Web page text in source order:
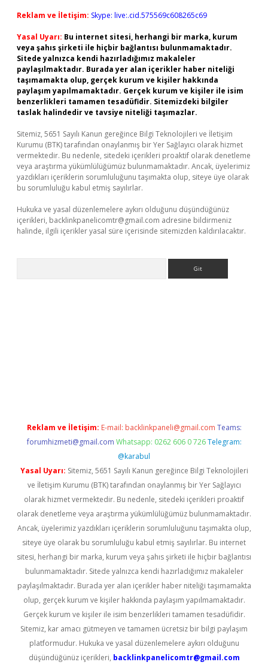
Reklam ve İletişim: Skype: live:.cid.575569c608265c69
Yasal Uyarı: Bu internet sitesi, herhangi bir marka, kurum
veya şahıs şirketi ile hiçbir bağlantısı bulunmamaktadır.
Sitede yalnızca kendi hazırladığımız makaleler
paylaşılmaktadır. Burada yer alan içerikler haber niteliği
taşımamakta olup, gerçek kurum ve kişiler hakkında
paylaşım yapılmamaktadır. Gerçek kurum ve kişiler ile isim
benzerlikleri tamamen tesadüfidir. Sitemizdeki bilgiler
taslak halindedir ve tavsiye niteliği taşımazlar.
Sitemiz, 5651 Sayılı Kanun gereğince Bilgi Teknolojileri ve İletişim
Kurumu (BTK) tarafından onaylanmış bir Yer Sağlayıcı olarak hizmet
vermektedir. Bu nedenle, sitedeki içerikleri proaktif olarak denetleme
veya araştırma yükümlülüğümüz bulunmamaktadır. Ancak, üyelerimiz
yazdıkları içeriklerin sorumluluğunu taşımakta olup, siteye üye olarak
bu sorumluluğu kabul etmiş sayılırlar.
Hukuka ve yasal düzenlemelere aykırı olduğunu düşündüğünüz
içerikleri, backlinkpanelicomtr@gmail.com adresine bildirmeniz
halinde, ilgili içerikler yasal süre içerisinde sitemizden kaldırılacaktır.
Reklam ve İletişim: E-mail: backlinkpaneli@gmail.com Teams:
forumhizmeti@gmail.com Whatsapp: 0262 606 0 726 Telegram:
@karabul
Yasal Uyarı: Sitemiz, 5651 Sayılı Kanun gereğince Bilgi Teknolojileri
ve İletişim Kurumu (BTK) tarafından onaylanmış bir Yer Sağlayıcı
olarak hizmet vermektedir. Bu nedenle, sitedeki içerikleri proaktif
olarak denetleme veya araştırma yükümlülüğümüz bulunmamaktadır.
Ancak, üyelerimiz yazdıkları içeriklerin sorumluluğunu taşımakta olup,
siteye üye olarak bu sorumluluğu kabul etmiş sayılırlar. Bu internet
sitesi, herhangi bir marka, kurum veya şahıs şirketi ile hiçbir bağlantısı
bulunmamaktadır. Sitede yalnızca kendi hazırladığımız makaleler
paylaşılmaktadır. Burada yer alan içerikler haber niteliği taşımamakta
olup, gerçek kurum ve kişiler hakkında paylaşım yapılmamaktadır.
Gerçek kurum ve kişiler ile isim benzerlikleri tamamen tesadüfidir.
Sitemiz, kar amacı gütmeyen ve tamamen ücretsiz bir bilgi paylaşım
platformudur. Hukuka ve yasal düzenlemelere aykırı olduğunu
düşündüğünüz içerikleri, backlinkpanelicomtr@gmail.com